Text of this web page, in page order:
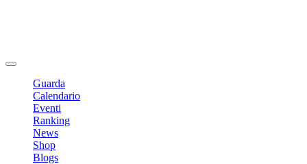
Guarda
Calendario
Eventi
Ranking
News
Shop
Blogs